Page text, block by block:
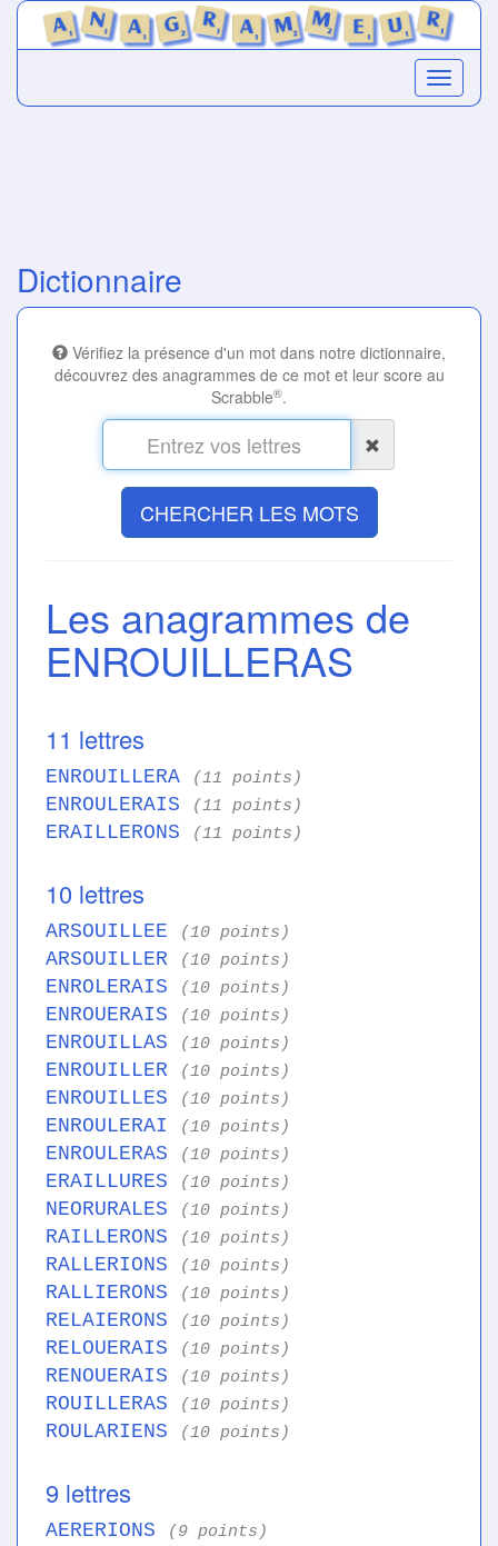
Dictionnaire
Vérifiez la présence d'un mot dans notre dictionnaire,
découvrez des anagrammes de ce mot et leur score au
Scrabble®.
CHERCHER LES MOTS
Les anagrammes de
ENROUILLERAS
11 lettres
ENROUILLERA (11 points)
ENROULERAIS (11 points)
ERAILLERONS (11 points)
10 lettres
ARSOUILLEE (10 points)
ARSOUILLER (10 points)
ENROLERAIS (10 points)
ENROUERAIS (10 points)
ENROUILLAS (10 points)
ENROUILLER (10 points)
ENROUILLES (10 points)
ENROULERAI (10 points)
ENROULERAS (10 points)
ERAILLURES (10 points)
NEORURALES (10 points)
RAILLERONS (10 points)
RALLERIONS (10 points)
RALLIERONS (10 points)
RELAIERONS (10 points)
RELOUERAIS (10 points)
RENOUERAIS (10 points)
ROUILLERAS (10 points)
ROULARIENS (10 points)
9 lettres
AERERIONS (9 points)